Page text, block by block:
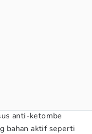
anti-ketombe
bahan aktif seperti